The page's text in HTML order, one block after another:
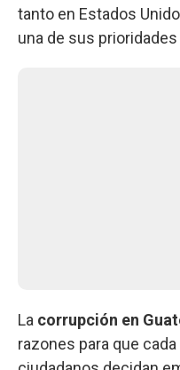
tanto en Estados
una de sus
La corrupción en
razones para que